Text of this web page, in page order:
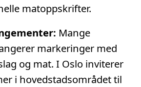
matoppskrifter.
Mange
markeringer med
og mat. I Oslo inviterer
i hovedstadsområdet til